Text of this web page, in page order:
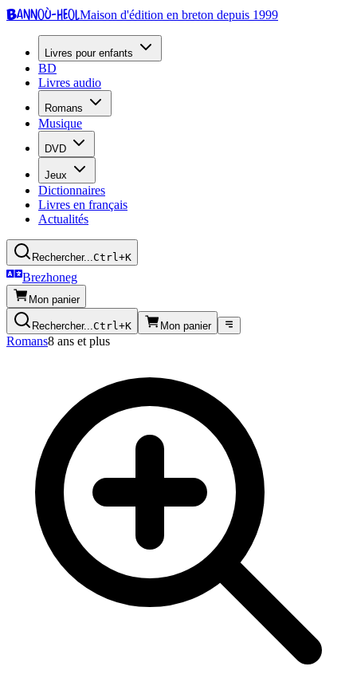
Bannoù-heolMaison d'édition en breton depuis 1999
Livres pour enfants
BD
Livres audio
Romans
Musique
DVD
Jeux
Dictionnaires
Livres en français
Actualités
Rechercher...Ctrl+K
Brezhoneg
Mon panier
Rechercher...Ctrl+K Mon panier
Romans8 ans et plus